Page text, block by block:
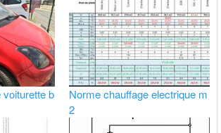
b
Norme chauffage electrique m
2